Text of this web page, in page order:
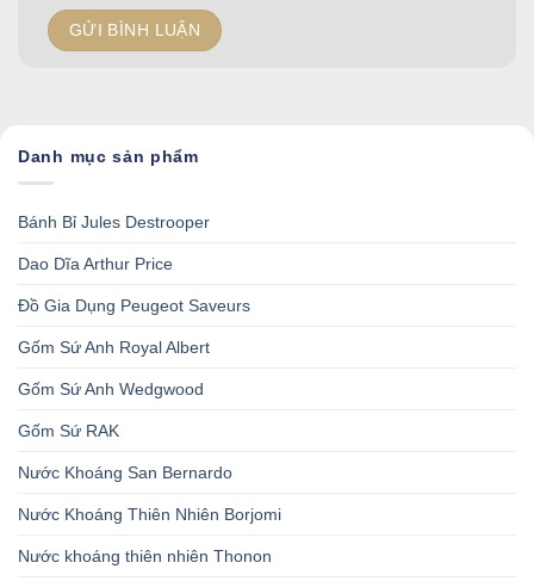
Danh mục sản phẩm
Bánh Bỉ Jules Destrooper
Dao Dĩa Arthur Price
Đồ Gia Dụng Peugeot Saveurs
Gốm Sứ Anh Royal Albert
Gốm Sứ Anh Wedgwood
Gốm Sứ RAK
Nước Khoáng San Bernardo
Nước Khoáng Thiên Nhiên Borjomi
Nước khoáng thiên nhiên Thonon